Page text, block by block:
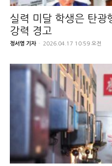
실력 미달 학생은 탄광
강력 경고
정서영 기자 - 2026.04.17 10:59 오전